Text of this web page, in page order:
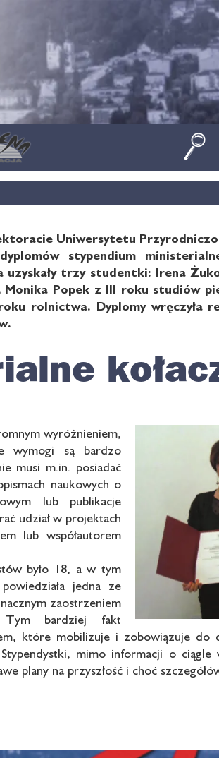
Uniwersytetu
stypendium
uzyskały trzy studentki: Irena
Popek z III roku studiów
rolnictwa. Dyplomy
wyróżnieniem,
wymogi są bardzo
musi m.in. posiadać
naukowych o
lub publikacje
udział w projektach
lub współautorem
było 18, a w tym
jedna ze
zaostrzeniem
Tym bardziej fakt
które mobilizuje i zobowiązuje do
mimo informacji o
plany na przyszłość i choć